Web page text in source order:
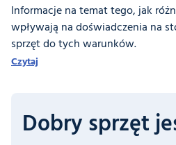
Informacje na temat tego, jak
wpływają na doświadczenia na
sprzęt do tych warunków.
Czytaj
Dobry sprzęt